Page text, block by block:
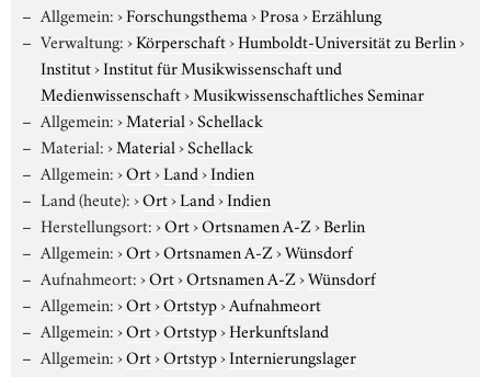
Allgemein:›Forschungsthema›Prosa›Erzählung
Verwaltung:›Körperschaft›Humboldt-Universität zu Berlin›
Institut›Institut für Musikwissenschaft und
Medienwissenschaft›Musikwissenschaftliches Seminar
Allgemein:›Material›Schellack
Material:›Material›Schellack
Allgemein:›Ort›Land›Indien
Land (heute):›Ort›Land›Indien
Herstellungsort:›Ort›Ortsnamen A-Z›Berlin
Allgemein:›Ort›Ortsnamen A-Z›Wünsdorf
Aufnahmeort:›Ort›Ortsnamen A-Z›Wünsdorf
Allgemein:›Ort›Ortstyp›Aufnahmeort
Allgemein:›Ort›Ortstyp›Herkunftsland
Allgemein:›Ort›Ortstyp›Internierungslager